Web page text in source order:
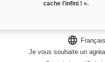
cache l'infini ! ».
 Français
Je vous souhaite un